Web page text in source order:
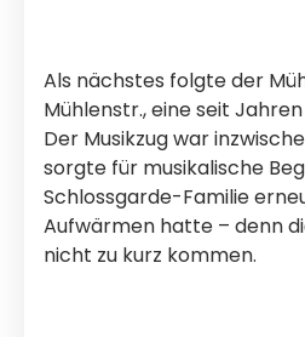
Als nächstes folgte der
Mühlenstr., eine seit
Der Musikzug war
sorgte für musikalische
Schlossgarde-Familie
Aufwärmen hatte – denn
nicht zu kurz kommen.